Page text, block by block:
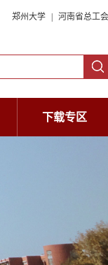
郑州大学 河南省总工会
下载专区